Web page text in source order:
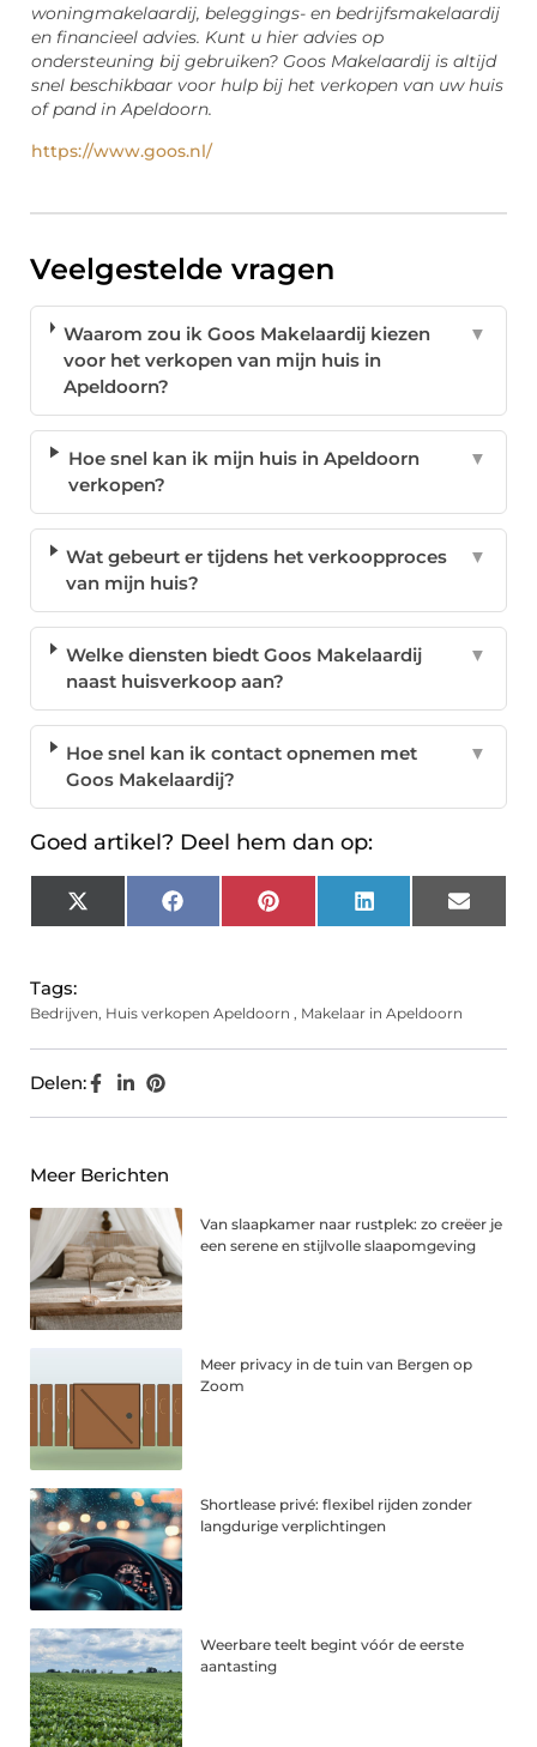
woningmakelaardij, beleggings- en bedrijfsmakelaardij
en financieel advies. Kunt u hier advies op
ondersteuning bij gebruiken? Goos Makelaardij is altijd
snel beschikbaar voor hulp bij het verkopen van uw huis
of pand in Apeldoorn.
https://www.goos.nl/
Veelgestelde vragen
Waarom zou ik Goos Makelaardij kiezen
voor het verkopen van mijn huis in
Apeldoorn?
▼
Hoe snel kan ik mijn huis in Apeldoorn
verkopen?
▼
Wat gebeurt er tijdens het verkoopproces
van mijn huis?
▼
Welke diensten biedt Goos Makelaardij
naast huisverkoop aan?
▼
Hoe snel kan ik contact opnemen met
Goos Makelaardij?
▼
Goed artikel? Deel hem dan op:
X
(Twitter)
FacebookPinterest LinkedIn Email
Tags:
Bedrijven, Huis verkopen Apeldoorn , Makelaar in Apeldoorn
Delen:
Meer Berichten
Van slaapkamer naar rustplek: zo creëer je
een serene en stijlvolle slaapomgeving
Meer privacy in de tuin van Bergen op
Zoom
Shortlease privé: flexibel rijden zonder
langdurige verplichtingen
Weerbare teelt begint vóór de eerste
aantasting